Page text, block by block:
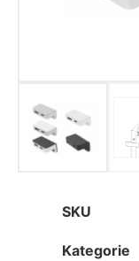
SKU
Kategorie